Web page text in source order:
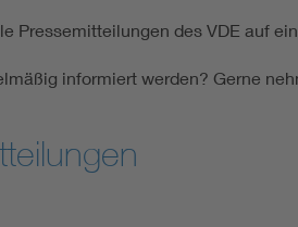
Pressemitteilungen des VDE auf
informiert werden? Gerne